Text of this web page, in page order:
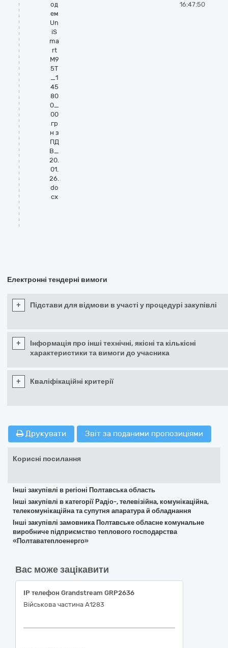
од
ем
Un
iS
ma
rt
M9
5T
_1
45
80
0_
00
гр
н з
ПД
В_
20.
01.
26.
do
cx
16:47:50
Електронні тендерні вимоги
+ Підстави для відмови в участі у процедурі закупівлі
+
Інформація про інші технічні, якісні та кількісні
характеристики та вимоги до учасника
+ Кваліфікаційні критерії
Друкувати Звіт за поданими пропозиціями
Корисні посилання
Інші закупівлі в регіоні Полтавська область
Інші закупівлі в категорії Радіо-, телевізійна, комунікаційна,
телекомунікаційна та супутня апаратура й обладнання
Інші закупівлі замовника Полтавське обласне комунальне
виробниче підприємство теплового господарства
«Полтаватеплоенерго»
Вас може зацікавити
IP телефон Grandstream GRP2636
Військова частина А1283